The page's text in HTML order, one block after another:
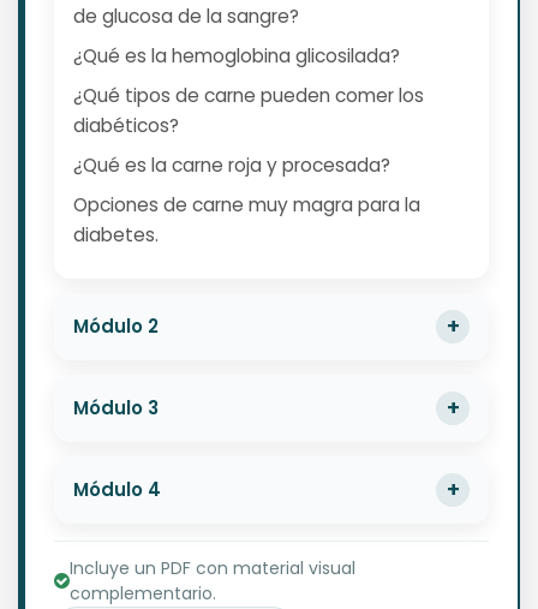
de glucosa de la sangre?
¿Qué es la hemoglobina glicosilada?
¿Qué tipos de carne pueden comer los
diabéticos?
¿Qué es la carne roja y procesada?
Opciones de carne muy magra para la
diabetes.
Módulo 2
Módulo 3
Módulo 4
Incluye un PDF con material visual
complementario.